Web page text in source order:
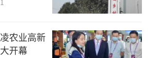
农业高新
开幕